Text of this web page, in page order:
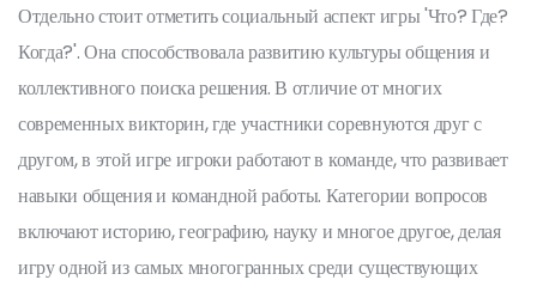
Отдельно стоит отметить социальный аспект игры 'Что? Где?
Когда?'. Она способствовала развитию культуры общения и
коллективного поиска решения. В отличие от многих
современных викторин, где участники соревнуются друг с
другом, в этой игре игроки работают в команде, что развивает
навыки общения и командной работы. Категории вопросов
включают историю, географию, науку и многое другое, делая
игру одной из самых многогранных среди существующих